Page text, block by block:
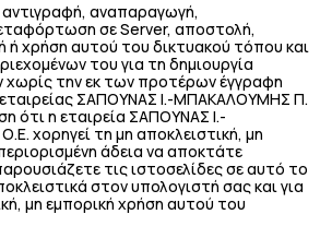
αντιγραφή, αναπαραγωγή,
σε Server, αποστολή,
ή χρήση αυτού του δικτυακού τόπου και
του για τη δημιουργία
την εκ των προτέρων έγγραφη
ΣΑΠΟΥΝΑΣ Ι.-ΜΠΑΚΑΛΟΥΜΗΣ Π.
ότι η εταιρεία ΣΑΠΟΥΝΑΣ Ι.-
χορηγεί τη μη αποκλειστική, μη
άδεια να αποκτάτε
τις ιστοσελίδες σε αυτό το
στον υπολογιστή σας και για
μη εμπορική χρήση αυτού του